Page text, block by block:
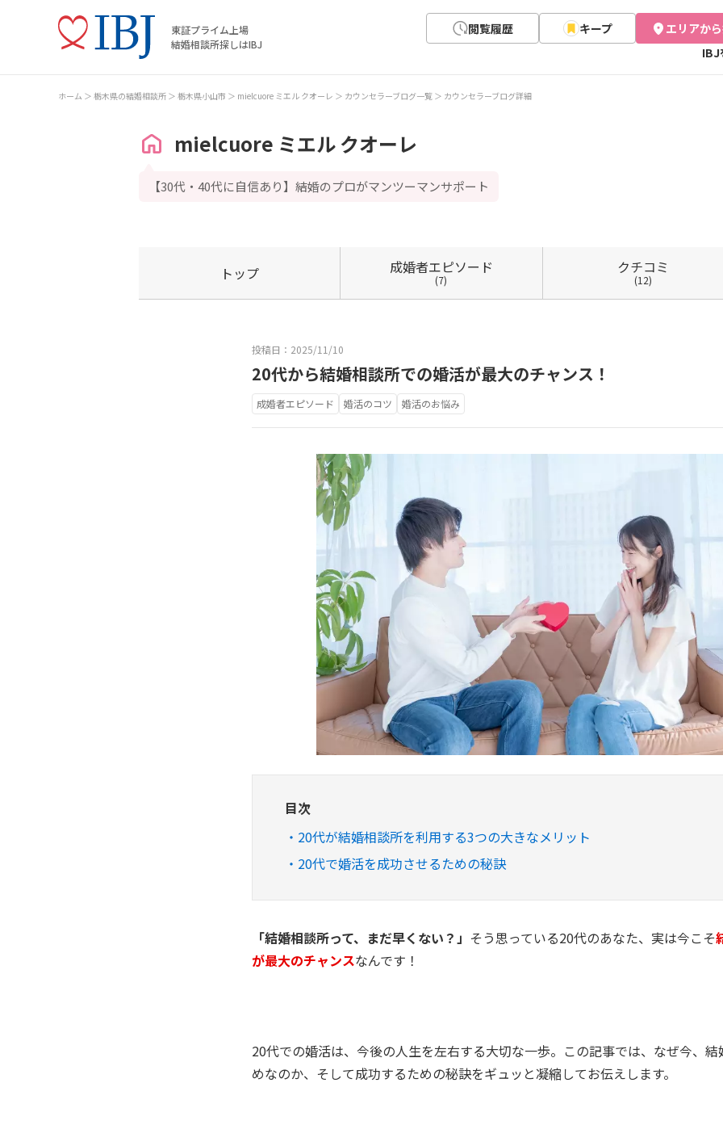
東証プライム上場
結婚相談所探しはIBJ
閲覧履歴 キープ エリアか
IBJ
ホーム 栃木県の結婚相談所 栃木県小山市 mielcuore ミエル クオーレ カウンセラーブログ一覧 カウンセラーブログ詳細
mielcuore ミエル クオーレ
【30代・40代に自信あり】結婚のプロがマンツーマンサポート
トップ 成婚者エピソード
(7)
クチコミ
(12)
投稿日：2025/11/10
20代から結婚相談所での婚活が最大のチャンス！
成婚者エピソード 婚活のコツ 婚活のお悩み
目次
20代が結婚相談所を利用する3つの大きなメリット
20代で婚活を成功させるための秘訣
「結婚相談所って、まだ早くない？」 そう思っている20代のあなた、実は今こそ
が最大のチャンスなんです！
20代での婚活は、今後の人生を左右する大切な一歩。この記事では、なぜ今、
めなのか、そして成功するための秘訣をギュッと凝縮してお伝えします。